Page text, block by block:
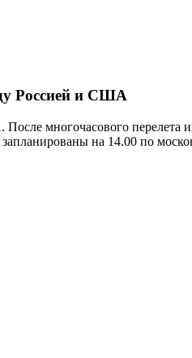
Россией и США
многочасового перелета
на 14.00 по